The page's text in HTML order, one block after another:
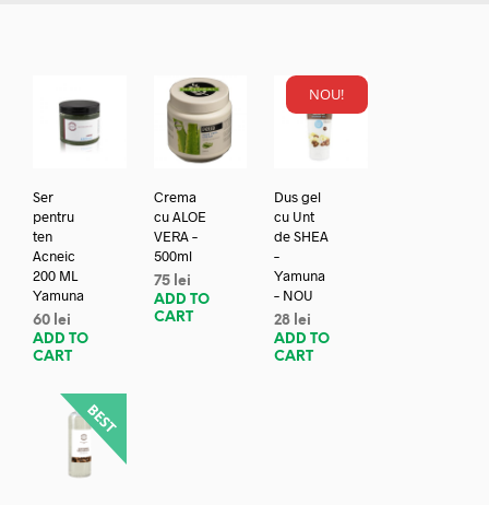
Ser
pentru
ten
Acneic
200 ML
Yamuna
60 lei
ADD TO
CART
Crema
cu ALOE
VERA –
500ml
75 lei
ADD TO
CART
NOU!
Dus gel
cu Unt
de SHEA
–
Yamuna
– NOU
28 lei
ADD TO
CART